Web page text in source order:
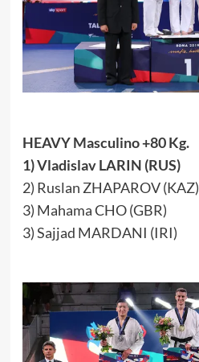
HEAVY Masculino +80 Kg.
1) Vladislav LARIN (RUS)
2) Ruslan ZHAPAROV (KAZ)
3) Mahama CHO (GBR)
3) Sajjad MARDANI (IRI)